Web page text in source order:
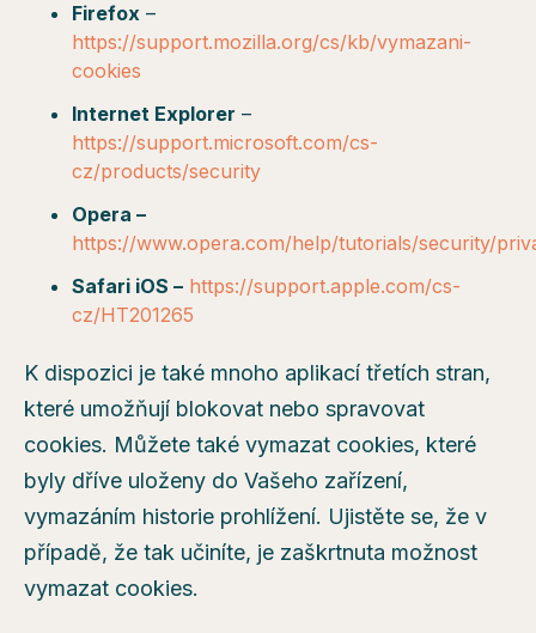
Firefox –
https://support.mozilla.org/cs/kb/vymazani-
cookies
Internet Explorer –
https://support.microsoft.com/cs-
cz/products/security
Opera –
https://www.opera.com/help/tutorials/security/
Safari iOS – https://support.apple.com/cs-
cz/HT201265
K dispozici je také mnoho aplikací třetích stran,
které umožňují blokovat nebo spravovat
cookies. Můžete také vymazat cookies, které
byly dříve uloženy do Vašeho zařízení,
vymazáním historie prohlížení. Ujistěte se, že v
případě, že tak učiníte, je zaškrtnuta možnost
vymazat cookies.